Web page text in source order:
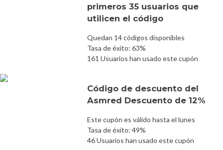
primeros 35 usuarios que
utilicen el código
Quedan 14 códigos disponibles
Tasa de éxito: 63%
161 Usuarios han usado este cupón
Código de descuento del
Asmred Descuento de 12%
Este cupón es válido hasta el lunes
Tasa de éxito: 49%
46 Usuarios han usado este cupón